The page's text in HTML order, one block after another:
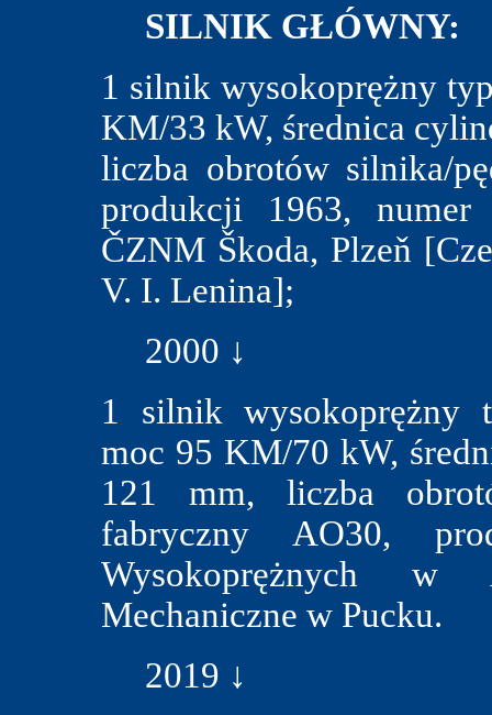
SILNIK GŁÓWNY:
1 silnik wysokoprężny
KM/33 kW, średnica
liczba obrotów silnika/
produkcji 1963, numer
ČZNM Škoda, Plzeň
V. I. Lenina];
2000 ↓
1 silnik wysokoprężny
moc 95 KM/70 kW,
121 mm, liczba
fabryczny AO30,
Wysokoprężnych w
Mechaniczne w Pucku.
2019 ↓